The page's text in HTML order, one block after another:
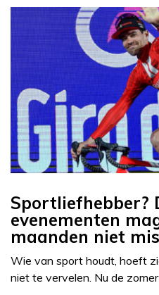
Sportliefhebber?
evenementen
maanden niet
Wie van sport houdt, hoeft
niet te vervelen. Nu de